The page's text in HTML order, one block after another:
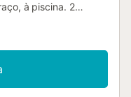
à piscina. 2
a ar quente. 1
cm de
lavabo duplo, ar
Cozinha aberta
de vitrocerâmica,